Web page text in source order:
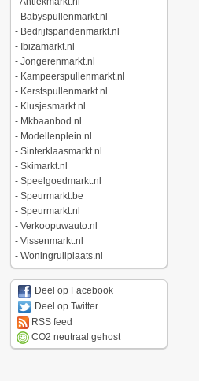
- Babyspullenmarkt.nl
- Bedrijfspandenmarkt.nl
- Ibizamarkt.nl
- Jongerenmarkt.nl
- Kampeerspullenmarkt.nl
- Kerstspullenmarkt.nl
- Klusjesmarkt.nl
- Mkbaanbod.nl
- Modellenplein.nl
- Sinterklaasmarkt.nl
- Skimarkt.nl
- Speelgoedmarkt.nl
- Speurmarkt.be
- Speurmarkt.nl
- Verkoopuwauto.nl
- Vissenmarkt.nl
- Woningruilplaats.nl
Deel op Facebook
Deel op Twitter
RSS feed
CO2 neutraal gehost